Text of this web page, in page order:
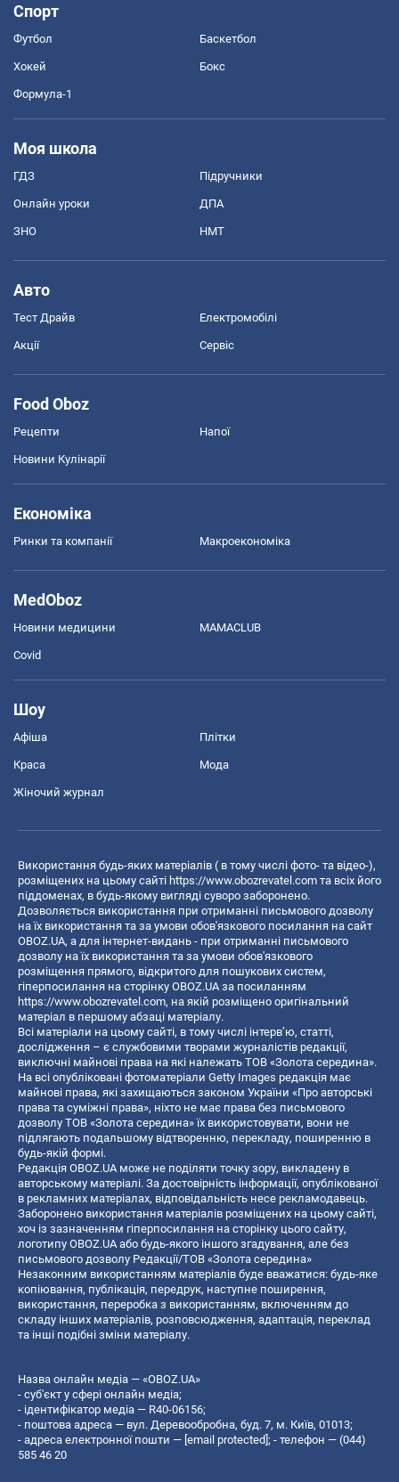
Спорт
Футбол Баскетбол
Хокей Бокс
Формула-1
Моя школа
ГДЗ Підручники
Онлайн уроки ДПА
ЗНО НМТ
Авто
Тест Драйв Електромобілі
Акції Сервіс
Food Oboz
Рецепти Напої
Новини Кулінарії
Економіка
Ринки та компанії Макроекономіка
MedOboz
Новини медицини MAMACLUB
Covid
Шоу
Афіша Плітки
Краса Мода
Жіночий журнал
Використання будь-яких матеріалів ( в тому числі фото- та відео-),
розміщених на цьому сайті https://www.obozrevatel.com та всіх його
піддоменах, в будь-якому вигляді суворо заборонено.
Дозволяється використання при отриманні письмового дозволу
на їх використання та за умови обов'язкового посилання на сайт
OBOZ.UA, а для інтернет-видань - при отриманні письмового
дозволу на їх використання та за умови обов'язкового
розміщення прямого, відкритого для пошукових систем,
гіперпосилання на сторінку OBOZ.UA за посиланням
https://www.obozrevatel.com, на якій розміщено оригінальний
матеріал в першому абзаці матеріалу.
Всі матеріали на цьому сайті, в тому числі інтерв’ю, статті,
дослідження – є службовими творами журналістів редакції,
виключні майнові права на які належать ТОВ «Золота середина».
На всі опубліковані фотоматеріали Getty Images редакція має
майнові права, які захищаються законом України «Про авторські
права та суміжні права», ніхто не має права без письмового
дозволу ТОВ «Золота середина» їх використовувати, вони не
підлягають подальшому відтворенню, перекладу, поширенню в
будь-якій формі.
Редакція OBOZ.UA може не поділяти точку зору, викладену в
авторському матеріалі. За достовірність інформації, опублікованої
в рекламних матеріалах, відповідальність несе рекламодавець.
Заборонено використання матеріалів розміщених на цьому сайті,
хоч із зазначенням гіперпосилання на сторінку цього сайту,
логотипу OBOZ.UA або будь-якого іншого згадування, але без
письмового дозволу Редакції/ТОВ «Золота середина»
Незаконним використанням матеріалів буде вважатися: будь-яке
копiювання, публiкацiя, передрук, наступне поширення,
використання, переробка з використанням, включенням до
складу інших матеріалів, розповсюдження, адаптація, переклад
та інші подібні зміни матеріалу.
Назва онлайн медіа — «OBOZ.UA»
- суб'єкт у сфері онлайн медіа;
- ідентифікатор медіа — R40-06156;
- поштова адреса — вул. Деревообробна, буд. 7, м. Київ, 01013;
- адреса електронної пошти — [email protected] ; - телефон — (044)
585 46 20